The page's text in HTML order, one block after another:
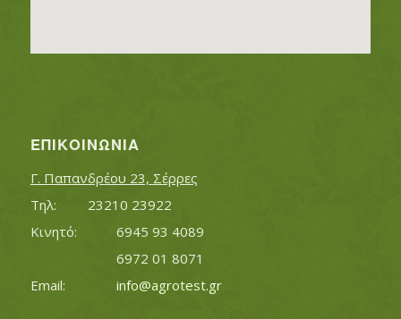
ΕΠΙΚΟΙΝΩΝΊΑ
Γ. Παπανδρέου 23, Σέρρες
Τηλ:		23210 23922
Κινητό:		6945 93 4089
			6972 01 8071
info@agrotest.gr